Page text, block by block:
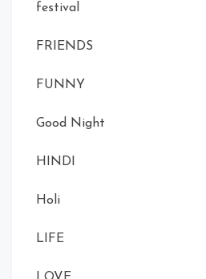
festival
FRIENDS
FUNNY
Good Night
HINDI
Holi
LIFE